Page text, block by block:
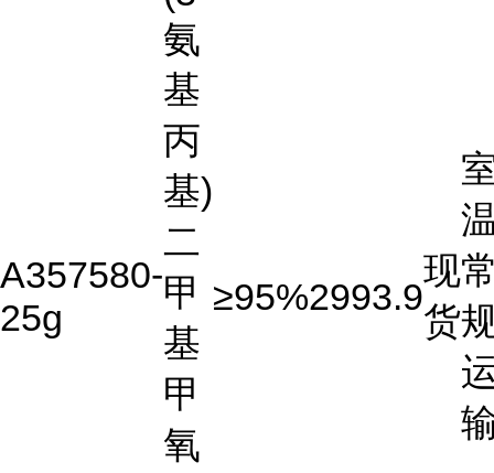
A357580-
25g
氨
基
丙
基)
二
甲
基
甲
氧
≥95%2993.9
现
货